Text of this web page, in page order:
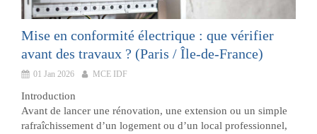
Mise en conformité électrique : que vérifier
avant des travaux ? (Paris / Île-de-France)
01 Jan 2026 MCE IDF
Introduction
Avant de lancer une rénovation, une extension ou un simple
rafraîchissement d’un logement ou d’un local professionnel,